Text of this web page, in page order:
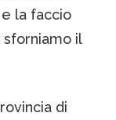
la faccio
il
di